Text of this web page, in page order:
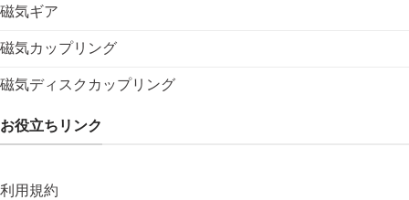
磁気ギア
磁気カップリング
磁気ディスクカップリング
お役立ちリンク
利用規約